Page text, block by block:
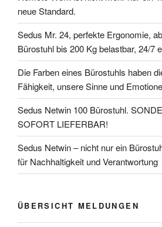
neue Standard.
Sedus Mr. 24, perfekte Ergonomie,
Bürostuhl bis 200 Kg belastbar, 24/7
Die Farben eines Bürostuhls haben
Fähigkeit, unsere Sinne und
Sedus Netwin 100 Bürostuhl.
SOFORT LIEFERBAR!
Sedus Netwin – nicht nur ein
für Nachhaltigkeit und Verantwortung
ÜBERSICHT MELDUNGEN